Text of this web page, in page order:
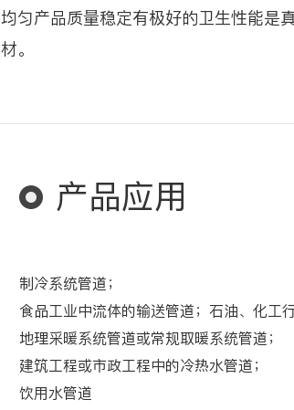
均匀产品质量稳定有极好的卫生性能是
材。
产品应用
制冷系统管道；
食品工业中流体的输送管道；石油、化工
地理采暖系统管道或常规取暖系统管道；
建筑工程或市政工程中的冷热水管道；
饮用水管道